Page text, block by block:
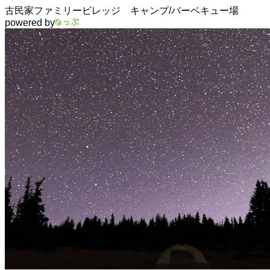
古民家ファミリービレッジ キャンプ/バーベキュー場
powered by